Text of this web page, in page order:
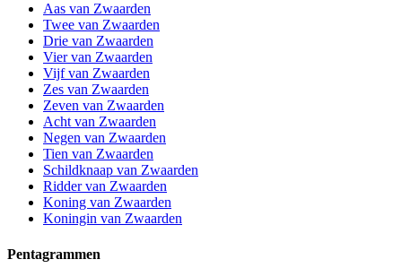
Aas van Zwaarden
Twee van Zwaarden
Drie van Zwaarden
Vier van Zwaarden
Vijf van Zwaarden
Zes van Zwaarden
Zeven van Zwaarden
Acht van Zwaarden
Negen van Zwaarden
Tien van Zwaarden
Schildknaap van Zwaarden
Ridder van Zwaarden
Koning van Zwaarden
Koningin van Zwaarden
Pentagrammen